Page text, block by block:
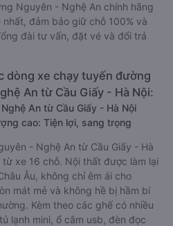
Nguyên - Nghệ An chính hãng
nhất, đảm bảo giữ chỗ 100% và
đài tư vấn, đặt vé và đổi trả
dòng xe chạy tuyến đường
An từ Cầu Giấy - Hà Nội:
An từ Cầu Giấy - Hà Nội
cao: Tiện lợi, sang trọng
- Nghệ An từ Cầu Giấy - Hà
xe 16 chỗ. Nội thất được làm lại
Âu, không chỉ êm ái cho
mát mẻ và không hề bị hầm bí
Kèm theo các ghế có nhiều
lạnh mini, ổ cắm usb, đèn đọc